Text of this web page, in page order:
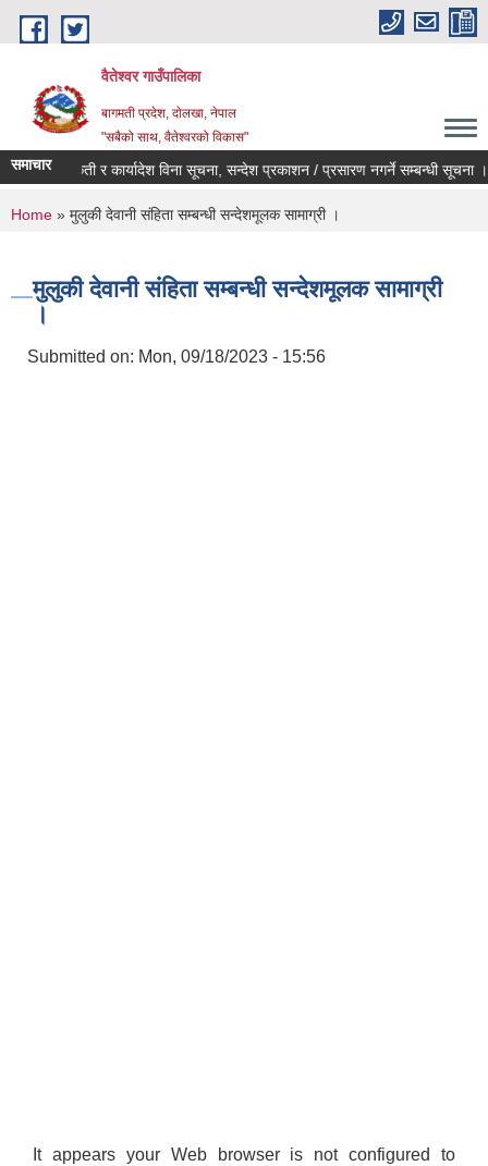
Skip to main content
वैतेश्वर गाउँपालिका
बागमती प्रदेश, दाेलखा, नेपाल
"सबैको साथ, वैतेश्वरको विकास"
समाचार
स्वीकृती र कार्यादेश विना सूचना, सन्देश प्रकाशन / प्रसारण नगर्ने सम्बन्धी सूचना ।
You are here
Home » मुलुकी देवानी संहिता सम्बन्धी सन्देशमूलक सामाग्री ।
मुलुकी देवानी संहिता सम्बन्धी सन्देशमूलक सामाग्री
।
Submitted on: Mon, 09/18/2023 - 15:56
It appears your Web browser is not configured to